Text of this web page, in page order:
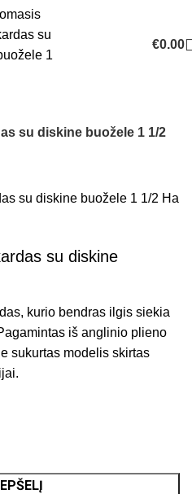
€0.00
su diskine buožele 1 1/2
su diskine
kurio bendras ilgis siekia
iš anglinio plieno
sukurtas modelis skirtas